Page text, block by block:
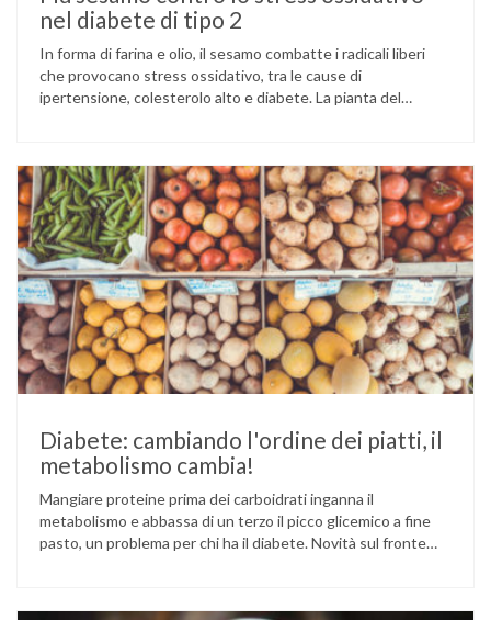
nel diabete di tipo 2
In forma di farina e olio, il sesamo combatte i radicali liberi
che provocano stress ossidativo, tra le cause di
ipertensione, colesterolo alto e diabete. La pianta del
utilizzati per la preparazione di numerosi piatti, ma …
Diabete: cambiando l'ordine dei piatti, il
metabolismo cambia!
Mangiare proteine prima dei carboidrati inganna il
metabolismo e abbassa di un terzo il picco glicemico a fine
pasto, un problema per chi ha il diabete. Novità sul fronte
come ingannare il metabolismo ed evitare che gli zuccheri …